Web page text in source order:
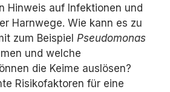
Hinweis auf Infektionen und
Harnwege. Wie kann es zu
zum Beispiel Pseudomonas
und welche
die Keime auslösen?
Risikofaktoren für eine